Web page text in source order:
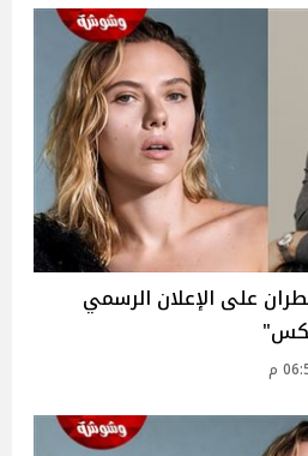
على الإعلان الرسمي